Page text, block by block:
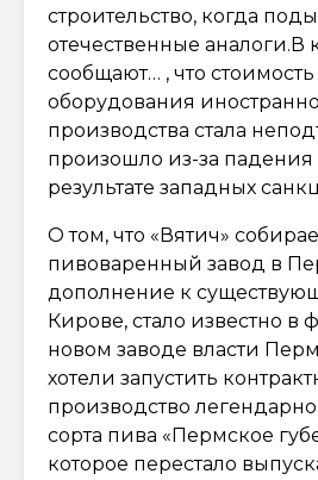
строительство, когда
отечественные аналоги.В
сообщают… , что
оборудования
производства стала
произошло из-за падения
результате западных
О том, что «Вятич»
пивоваренный завод в
дополнение к
Кирове, стало известно в
новом заводе власти
хотели запустить
производство
сорта пива «Пермское
которое перестало